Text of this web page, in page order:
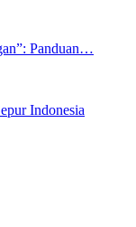
Panduan…
Indonesia